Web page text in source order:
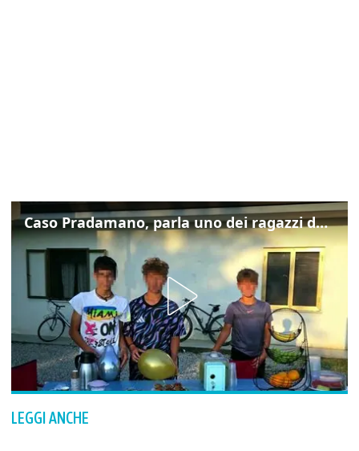
Caso Pradamano, parla uno dei ragazzi denunciati per la limonata: "Volevo anche aiutare i miei"
LEGGI ANCHE